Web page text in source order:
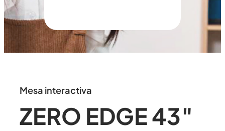
Mesa interactiva
ZERO EDGE 43″